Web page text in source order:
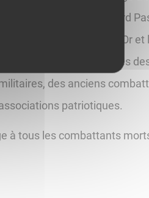
Français, boulevard
Prieur de la Côte-d’Or
guidée par les élèves
des anciens
patriotiques.
à tous les combattants